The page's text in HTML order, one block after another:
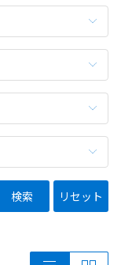
検索 リセット